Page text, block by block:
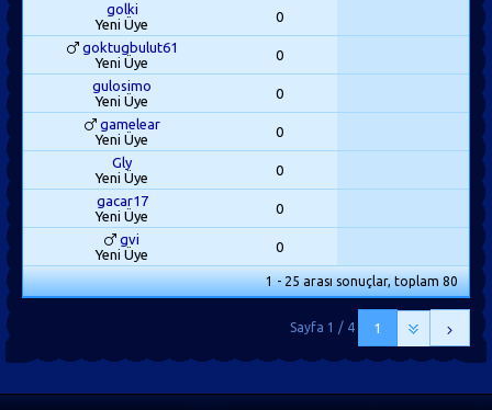
golki
Yeni Üye
0
goktugbulut61
Yeni Üye
0
gulosimo
Yeni Üye
0
gamelear
Yeni Üye
0
Gly
Yeni Üye
0
gacar17
Yeni Üye
0
gvi
Yeni Üye
0
1 - 25 arası sonuçlar, toplam 80
1
Sayfa 1 / 4